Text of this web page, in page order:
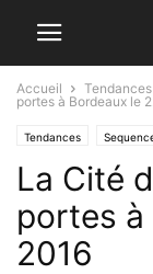
Accueil Tendances
portes à Bordeaux le
Tendances
La Cité
portes à
2016